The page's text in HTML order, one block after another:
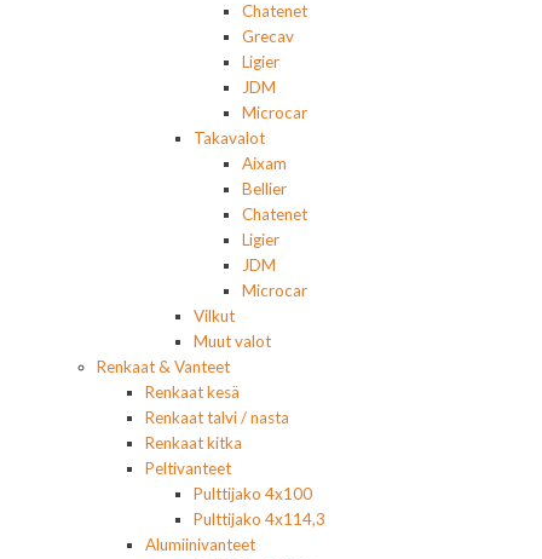
Chatenet
Grecav
Ligier
JDM
Microcar
Takavalot
Aixam
Bellier
Chatenet
Ligier
JDM
Microcar
Vilkut
Muut valot
Renkaat & Vanteet
Renkaat kesä
Renkaat talvi / nasta
Renkaat kitka
Peltivanteet
Pulttijako 4x100
Pulttijako 4x114,3
Alumiinivanteet